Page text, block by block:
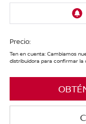
Precio:
Ten en cuenta: Cambiamos
distribuidora para confirmar la